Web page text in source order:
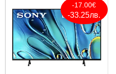
-17.00€
-33.25лв.